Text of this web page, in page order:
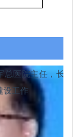
总医院主任， 长期
设工作